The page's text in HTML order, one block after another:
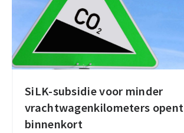
SiLK-subsidie voor minder
vrachtwagenkilometers opent
binnenkort
SiLK-
subsidie
voor